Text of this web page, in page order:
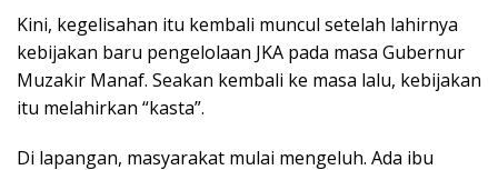
Kini, kegelisahan itu kembali muncul setelah lahirnya
kebijakan baru pengelolaan JKA pada masa Gubernur
Muzakir Manaf. Seakan kembali ke masa lalu, kebijakan
itu melahirkan “kasta”.
Di lapangan, masyarakat mulai mengeluh. Ada ibu